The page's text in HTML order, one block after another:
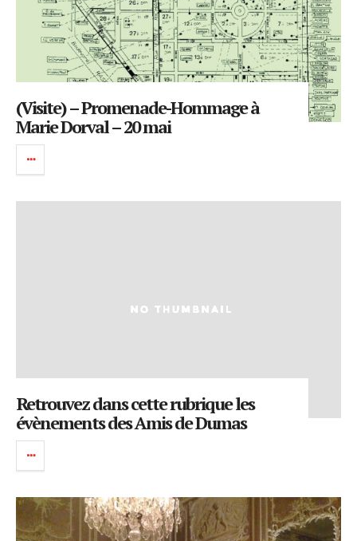
(Visite) – Promenade-Hommage à
Marie Dorval – 20 mai
Retrouvez dans cette rubrique les
évènements des Amis de Dumas